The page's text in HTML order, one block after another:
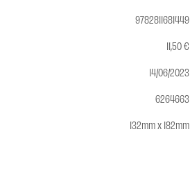
9782811681449
11,50 €
14/06/2023
6264663
132mm x 182mm